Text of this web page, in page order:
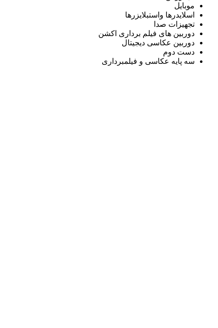
موبایل
اسلایدرها واستبلایزرها
تجهیزات صدا
دوربین های فیلم برداری اکشن
دوربین عکاسی دیجیتال
دست دوم
سه پایه عکاسی و فیلمبرداری